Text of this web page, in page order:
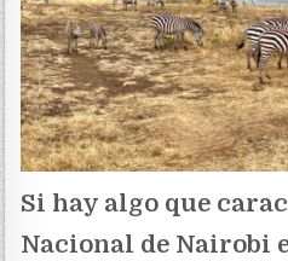
Si hay algo que
Nacional de Nairobi